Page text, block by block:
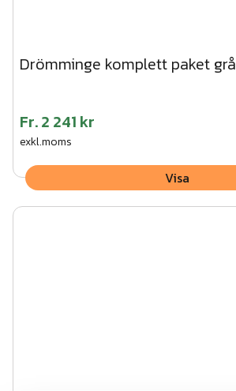
Drömminge komplett paket grå
Fr.2 241 kr
exkl.moms
Visa